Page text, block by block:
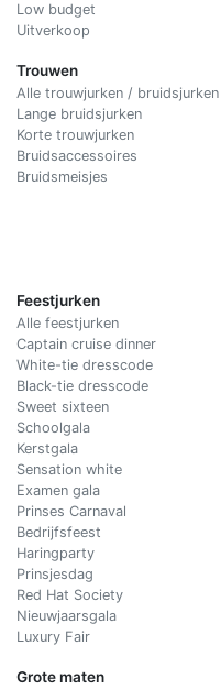
Low budget
Uitverkoop
Trouwen
Alle trouwjurken / bruidsjurken
Lange bruidsjurken
Korte trouwjurken
Bruidsaccessoires
Bruidsmeisjes
Feestjurken
Alle feestjurken
Captain cruise dinner
White-tie dresscode
Black-tie dresscode
Sweet sixteen
Schoolgala
Kerstgala
Sensation white
Examen gala
Prinses Carnaval
Bedrijfsfeest
Haringparty
Prinsjesdag
Red Hat Society
Nieuwjaarsgala
Luxury Fair
Grote maten